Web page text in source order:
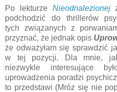
Po lekturzeNieodnalezionej
podchodzić do thrillerów
tych związanych z
przyznać, że jednak opis
że odważyłam się sprawdzić
w tej pozycji. Dla mnie,
niezwykle interesujące
uprowadzenia poradzi
to przedstawi (Mróz się nie